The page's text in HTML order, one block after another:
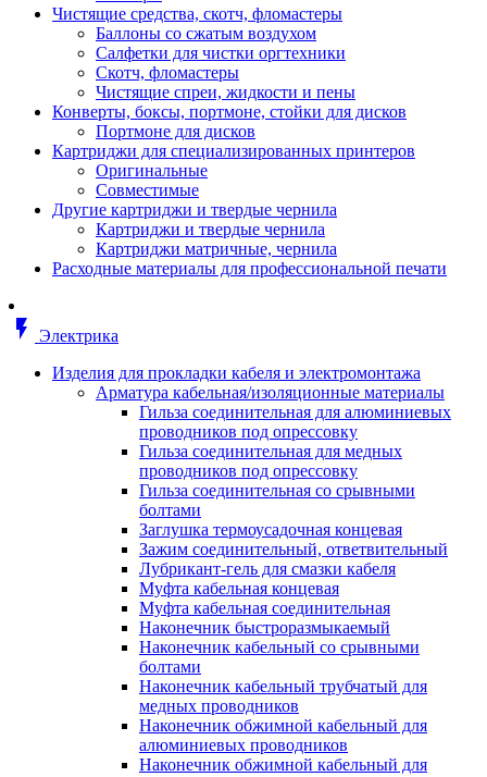
Лента монтажная
Основание монтажное для
стяжек и элементов
Растворитель
Саморез
Саморез по дереву
Скоба такелажная, шакл
Стержень резьбовой
Хомут резьбовой u-образной
(стремянка)
Шайба
Шпилька резьбовая
монтажные
Деталь крепежная для несущих и и
профильных реек
Зажим для крышки системы
поддержки кабелей
Кронштейн для кабельного лотка
Крышка для кабельных лотков
лотков
Лоток кабельный лестничный
Лоток кабельный листовой
Лоток кабельный проволочный
Настенный и потолочный
для кабельного лотка
Несущий профиль
лотков
Ответвление т-образное для
лотков
Пластина монтажная для
лотка
Чистящие средства, скотч, фломастеры
Баллоны со сжатым воздухом
Салфетки для чистки оргтехники
Скотч, фломастеры
Чистящие спреи, жидкости и пены
Конверты, боксы, портмоне, стойки для дисков
Портмоне для дисков
Картриджи для специализированных принтеров
Оригинальные
Совместимые
Другие картриджи и твердые чернила
Картриджи и твердые чернила
Картриджи матричные, чернила
Расходные материалы для профессиональной печати
flash_on
Электрика
Изделия для прокладки кабеля и электромонтажа
Арматура кабельная/изоляционные материалы
Гильза соединительная для алюминиевых
проводников под опрессовку
Гильза соединительная для медных
проводников под опрессовку
Гильза соединительная со срывными
болтами
Заглушка термоусадочная концевая
Зажим соединительный, ответвительный
Лубрикант-гель для смазки кабеля
Муфта кабельная концевая
Муфта кабельная соединительная
Наконечник быстроразмыкаемый
Наконечник кабельный со срывными
болтами
Наконечник кабельный трубчатый для
медных проводников
Наконечник обжимной кабельный для
алюминиевых проводников
Наконечник обжимной кабельный для